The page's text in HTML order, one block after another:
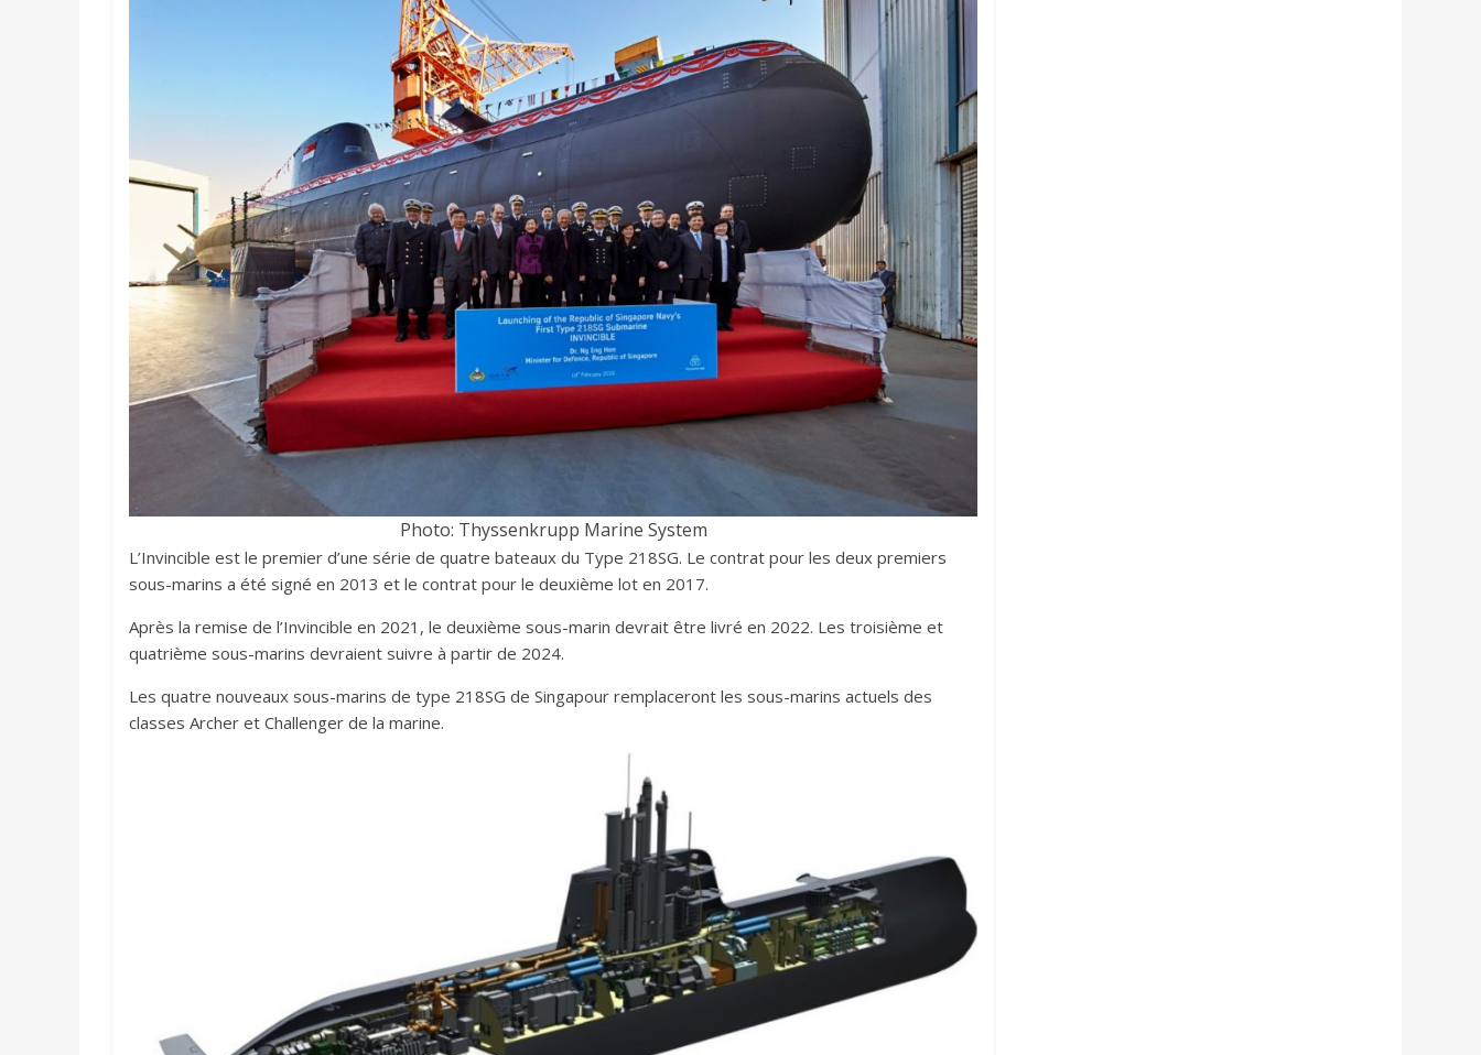
Photo: Thyssenkrupp Marine System
L’Invincible est le premier d’une série de quatre bateaux du Type 218SG. Le contrat pour les deux premiers
sous-marins a été signé en 2013 et le contrat pour le deuxième lot en 2017.
Après la remise de l’Invincible en 2021, le deuxième sous-marin devrait être livré en 2022. Les troisième et
quatrième sous-marins devraient suivre à partir de 2024.
Les quatre nouveaux sous-marins de type 218SG de Singapour remplaceront les sous-marins actuels des
classes Archer et Challenger de la marine.